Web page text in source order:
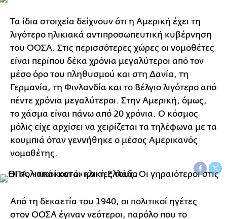
Τα ίδια στοιχεία δείχνουν ότι η Αμερική έχει τη
λιγότερο ηλικιακά αντιπροσωπευτική κυβέρνηση
του ΟΟΣΑ. Στις περισσότερες χώρες οι νομοθέτες
είναι περίπου δέκα χρόνια μεγαλύτεροι από τον
μέσο όρο του πληθυσμού και στη Δανία, τη
Γερμανία, τη Φινλανδία και το Βέλγιο λιγότερο από
πέντε χρόνια μεγαλύτεροι. Στην Αμερική, όμως,
το χάσμα είναι πάνω από 20 χρόνια. Ο κόσμος
μόλις είχε αρχίσει να χειρίζεται τα τηλέφωνα με τα
κουμπιά όταν γεννήθηκε ο μέσος Αμερικανός
νομοθέτης.
Από τη δεκαετία του 1940, οι πολιτικοί ηγέτες
στον ΟΟΣΑ έγιναν νεότεροι, παρόλο που το